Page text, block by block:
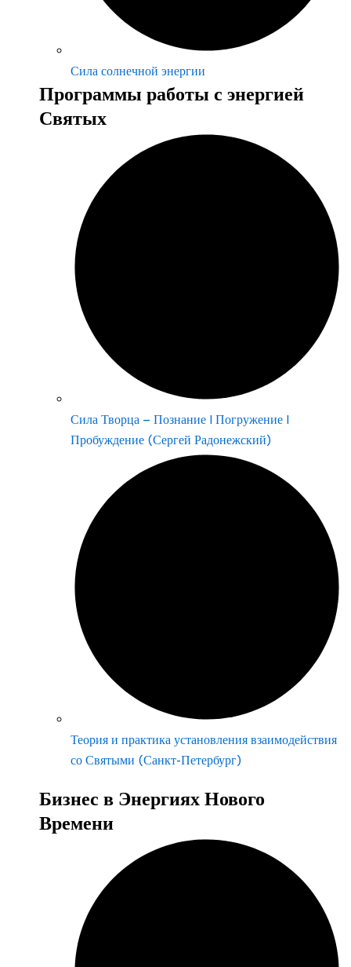
Сила солнечной энергии
Программы работы с энергией
Святых
Сила Творца – Познание | Погружение |
Пробуждение (Сергей Радонежский)
Теория и практика установления взаимодействия
со Святыми (Санкт-Петербург)
Бизнес в Энергиях Нового
Времени